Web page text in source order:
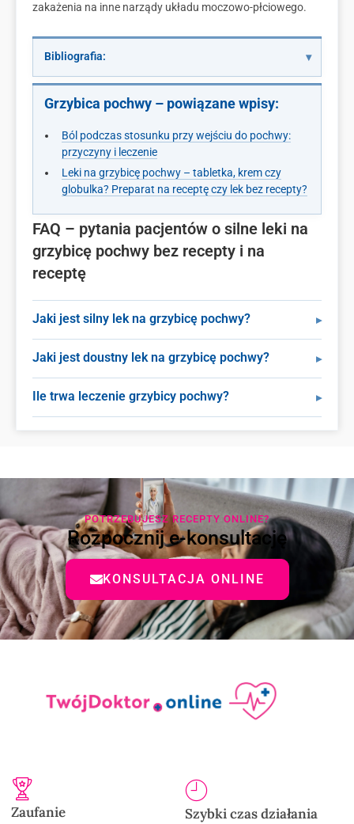
zakażenia na inne narządy układu moczowo-płciowego.
Bibliografia:
Grzybica pochwy – powiązane wpisy:
Ból podczas stosunku przy wejściu do pochwy:
przyczyny i leczenie
Leki na grzybicę pochwy – tabletka, krem czy
globulka? Preparat na receptę czy lek bez recepty?
FAQ – pytania pacjentów o silne leki na
grzybicę pochwy bez recepty i na
receptę
Jaki jest silny lek na grzybicę pochwy?
Jaki jest doustny lek na grzybicę pochwy?
Ile trwa leczenie grzybicy pochwy?
POTRZEBUJESZ RECEPTY ONLINE?
Rozpocznij e-konsultację
KONSULTACJA ONLINE
Zaufanie Szybki czas działania